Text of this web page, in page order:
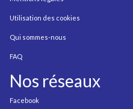
Utilisation des cookies
Qui sommes-nous
FAQ
Nos réseaux
Facebook